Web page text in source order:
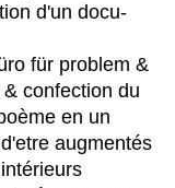
d'un docu-
für problem &
confection du
en un
augmentés